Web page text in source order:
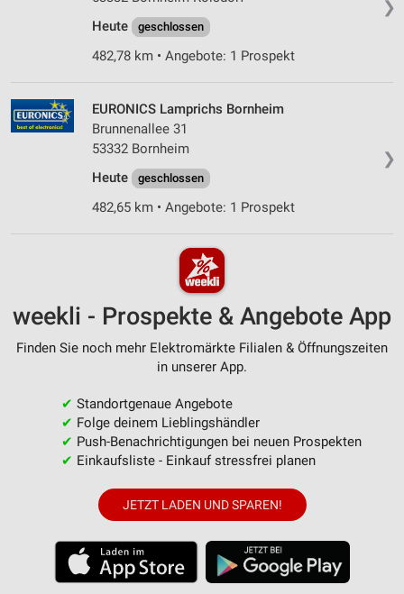
❯
Heute
geschlossen
482,78 km • Angebote: 1 Prospekt
❯
EURONICS Lamprichs Bornheim
Brunnenallee 31
53332 Bornheim
Heute
geschlossen
482,65 km • Angebote: 1 Prospekt
weekli - Prospekte & Angebote App
Finden Sie noch mehr Elektromärkte Filialen & Öffnungszeiten
in unserer App.
✔ Standortgenaue Angebote
✔ Folge deinem Lieblingshändler
✔ Push-Benachrichtigungen bei neuen Prospekten
✔ Einkaufsliste - Einkauf stressfrei planen
JETZT LADEN UND SPAREN!